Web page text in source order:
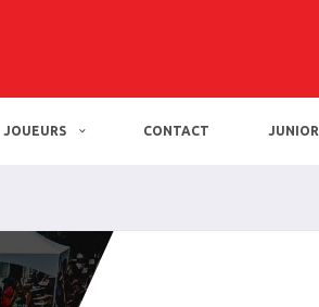
JOUEURS CONTACT JUNIOR